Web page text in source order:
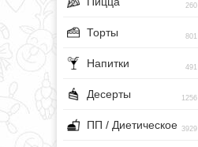
260
Торты 801
Напитки 491
Десерты 1256
ПП / Диетическое 3929